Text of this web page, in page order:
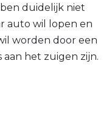
duidelijk niet
auto wil lopen en
worden door een
het zuigen zijn.